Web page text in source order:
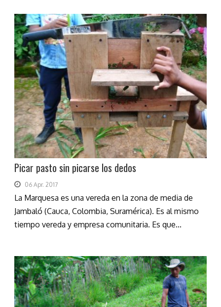
Picar pasto sin picarse los dedos
06 Apr. 2017
La Marquesa es una vereda en la zona de media de
Jambaló (Cauca, Colombia, Suramérica). Es al mismo
tiempo vereda y empresa comunitaria. Es que...